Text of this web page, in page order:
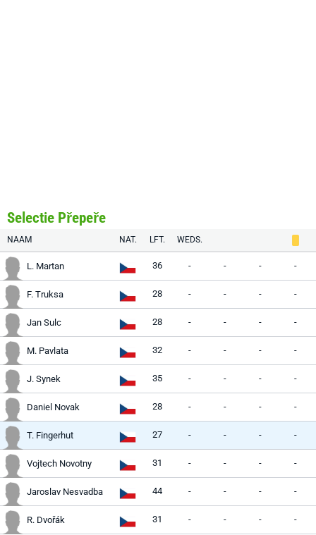
Selectie Přepeře
NAAM NAT. LFT. WEDS.
L. Martan 36 - - - -
F. Truksa 28 - - - -
Jan Sulc 28 - - - -
M. Pavlata 32 - - - -
J. Synek 35 - - - -
Daniel Novak 28 - - - -
T. Fingerhut 27 - - - -
Vojtech Novotny 31 - - - -
Jaroslav Nesvadba 44 - - - -
R. Dvořák 31 - - - -